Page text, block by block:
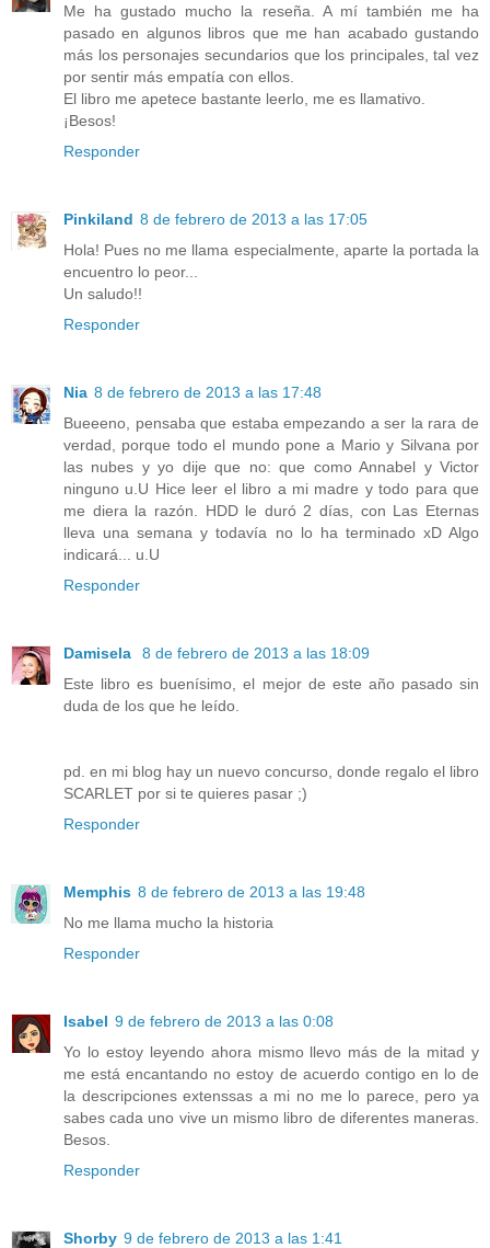
Me ha gustado mucho la reseña. A mí también me ha
pasado en algunos libros que me han acabado gustando
más los personajes secundarios que los principales, tal vez
por sentir más empatía con ellos.
El libro me apetece bastante leerlo, me es llamativo.
¡Besos!
Responder
Pinkiland 8 de febrero de 2013 a las 17:05
Hola! Pues no me llama especialmente, aparte la portada la
encuentro lo peor...
Un saludo!!
Responder
Nia 8 de febrero de 2013 a las 17:48
Bueeeno, pensaba que estaba empezando a ser la rara de
verdad, porque todo el mundo pone a Mario y Silvana por
las nubes y yo dije que no: que como Annabel y Victor
ninguno u.U Hice leer el libro a mi madre y todo para que
me diera la razón. HDD le duró 2 días, con Las Eternas
lleva una semana y todavía no lo ha terminado xD Algo
indicará... u.U
Responder
Damisela
8 de febrero de 2013 a las 18:09
Este libro es buenísimo, el mejor de este año pasado sin
duda de los que he leído.
pd. en mi blog hay un nuevo concurso, donde regalo el libro
SCARLET por si te quieres pasar ;)
Responder
Memphis 8 de febrero de 2013 a las 19:48
No me llama mucho la historia
Responder
Isabel 9 de febrero de 2013 a las 0:08
Yo lo estoy leyendo ahora mismo llevo más de la mitad y
me está encantando no estoy de acuerdo contigo en lo de
la descripciones extenssas a mi no me lo parece, pero ya
sabes cada uno vive un mismo libro de diferentes maneras.
Besos.
Responder
Shorby 9 de febrero de 2013 a las 1:41